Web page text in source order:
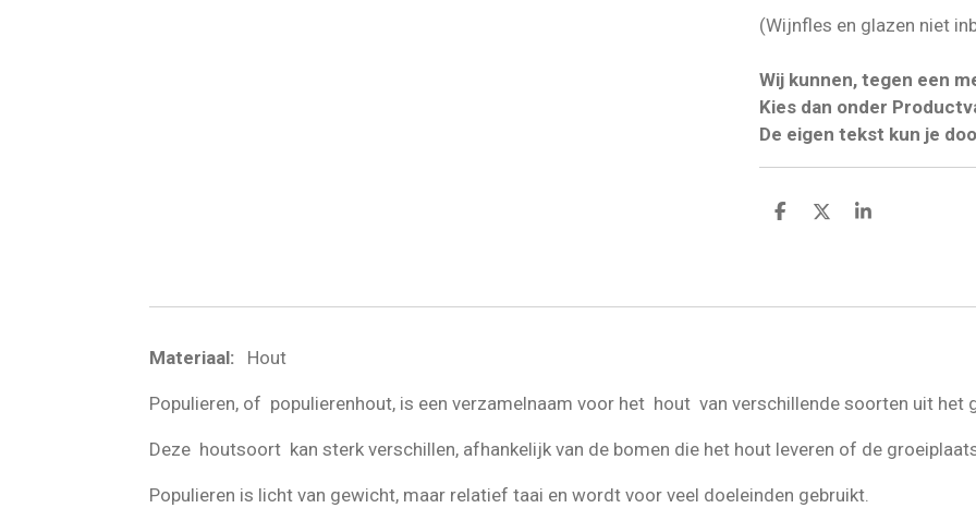
(Wijnfles en glazen niet
Wij kunnen, tegen een
Kies dan onder
De eigen tekst kun je
D
D
S
Materiaal: Hout
Populieren, of populierenhout, is een verzamelnaam voor het hout van verschillende soorten uit
Deze houtsoort kan sterk verschillen, afhankelijk van de bomen die het hout leveren of de
Populieren is licht van gewicht, maar relatief taai en wordt voor veel doeleinden gebruikt.